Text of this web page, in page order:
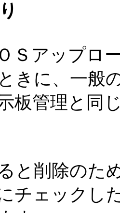
Ｓアップロ
きに、一般
板管理と同
と削除のた
チェックし